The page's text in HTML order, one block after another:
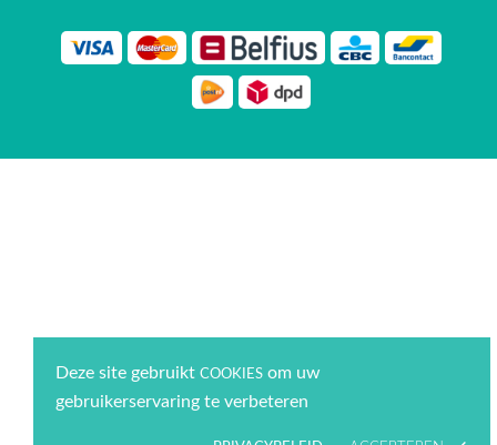
Deze site gebruikt COOKIES om uw
gebruikerservaring te verbeteren